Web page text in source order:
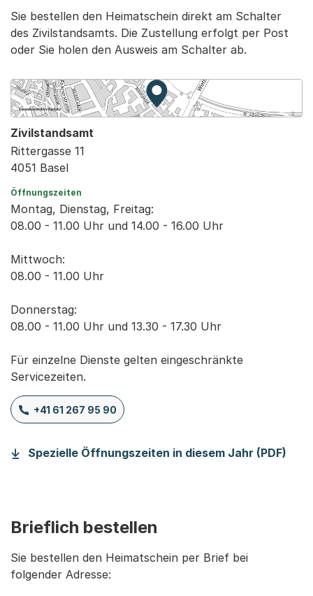
Sie bestellen den Heimatschein direkt am Schalter
des Zivilstandsamts. Die Zustellung erfolgt per Post
oder Sie holen den Ausweis am Schalter ab.
Zur Karte von MapBS.
Externer Link, wird in einem
Zivilstandsamt
Rittergasse 11
4051 Basel
Öffnungszeiten
Montag, Dienstag, Freitag:
08.00 - 11.00 Uhr und 14.00 - 16.00 Uhr
Mittwoch:
08.00 - 11.00 Uhr
Donnerstag:
08.00 - 11.00 Uhr und 13.30 - 17.30 Uhr
Für einzelne Dienste gelten eingeschränkte
Servicezeiten.
+41 61 267 95 90
Spezielle Öffnungszeiten in diesem Jahr (PDF)
Brieflich bestellen
Sie bestellen den Heimatschein per Brief bei
folgender Adresse: